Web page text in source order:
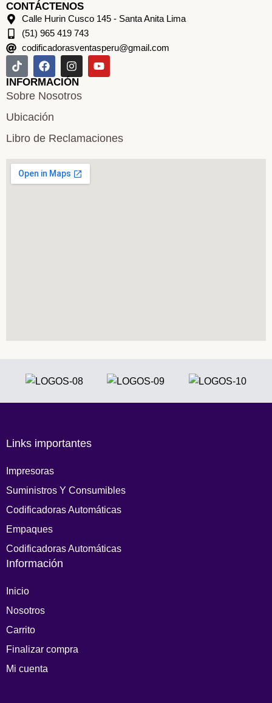
CONTÁCTENOS
Calle Hurin Cusco 145 - Santa Anita Lima
(51) 965 419 743
codificadorasventasperu@gmail.com
INFORMACIÓN
Sobre Nosotros
Ubicación
Libro de Reclamaciones
Links importantes
Impresoras
Suministros Y Consumibles
Codificadoras Automáticas
Empaques
Codificadoras Automáticas
Información
Inicio
Nosotros
Carrito
Finalizar compra
Mi cuenta